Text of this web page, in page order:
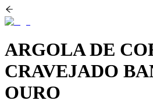
ARGOLA DE
CRAVEJADO
OURO